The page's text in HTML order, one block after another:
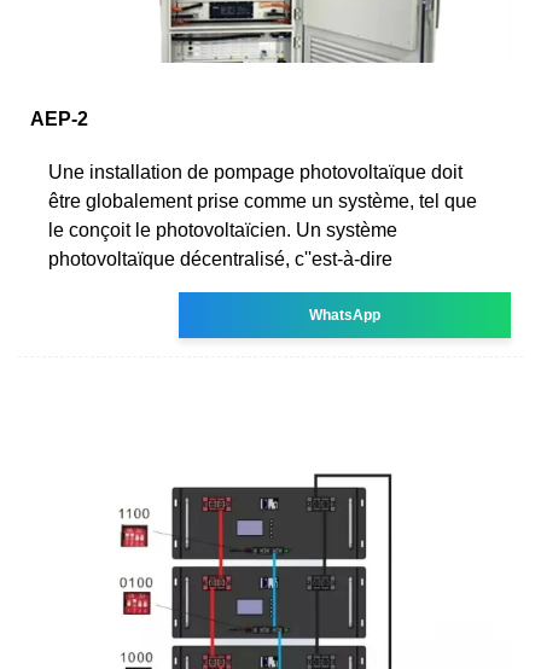
AEP-2
Une installation de pompage photovoltaïque doit
être globalement prise comme un système, tel que
le conçoit le photovoltaïcien. Un système
photovoltaïque décentralisé, c''est-à-dire
WhatsApp